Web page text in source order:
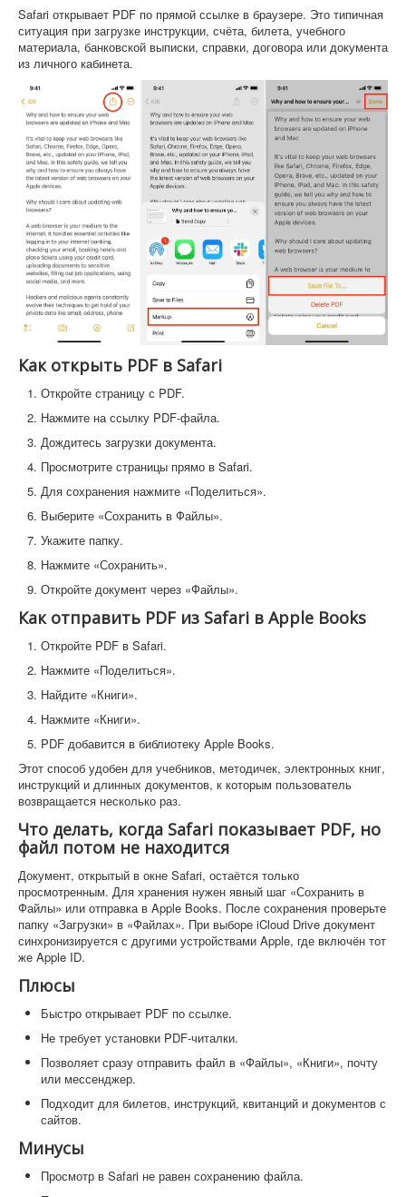
Safari открывает PDF по прямой ссылке в браузере. Это типичная
ситуация при загрузке инструкции, счёта, билета, учебного
материала, банковской выписки, справки, договора или документа
из личного кабинета.
Как открыть PDF в Safari
Откройте страницу с PDF.
Нажмите на ссылку PDF-файла.
Дождитесь загрузки документа.
Просмотрите страницы прямо в Safari.
Для сохранения нажмите «Поделиться».
Выберите «Сохранить в Файлы».
Укажите папку.
Нажмите «Сохранить».
Откройте документ через «Файлы».
Как отправить PDF из Safari в Apple Books
Откройте PDF в Safari.
Нажмите «Поделиться».
Найдите «Книги».
Нажмите «Книги».
PDF добавится в библиотеку Apple Books.
Этот способ удобен для учебников, методичек, электронных книг,
инструкций и длинных документов, к которым пользователь
возвращается несколько раз.
Что делать, когда Safari показывает PDF, но
файл потом не находится
Документ, открытый в окне Safari, остаётся только
просмотренным. Для хранения нужен явный шаг «Сохранить в
Файлы» или отправка в Apple Books. После сохранения проверьте
папку «Загрузки» в «Файлах». При выборе iCloud Drive документ
синхронизируется с другими устройствами Apple, где включён тот
же Apple ID.
Плюсы
Быстро открывает PDF по ссылке.
Не требует установки PDF-читалки.
Позволяет сразу отправить файл в «Файлы», «Книги», почту
или мессенджер.
Подходит для билетов, инструкций, квитанций и документов с
сайтов.
Минусы
Просмотр в Safari не равен сохранению файла.